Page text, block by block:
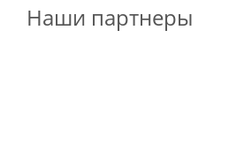
Наши партнеры